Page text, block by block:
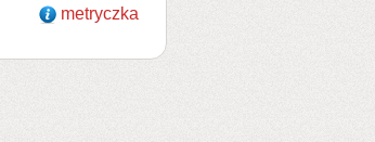
metryczka